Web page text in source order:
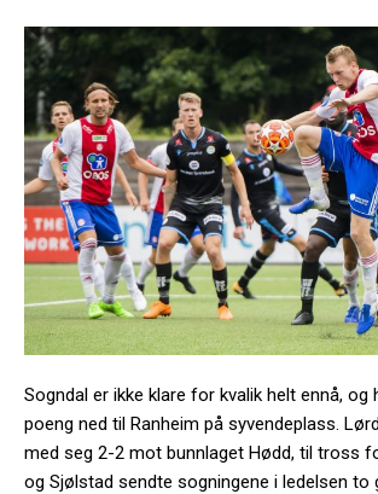
Sogndal er ikke klare for kvalik helt ennå, og
poeng ned til Ranheim på syvendeplass.
med seg 2-2 mot bunnlaget Hødd, til tross
og Sjølstad sendte sogningene i ledelsen to